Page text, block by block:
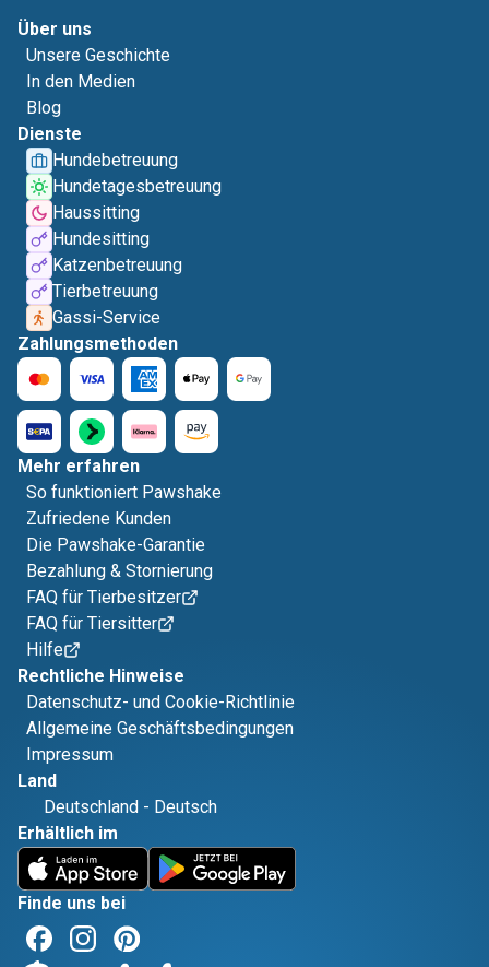
Über uns
Unsere Geschichte
In den Medien
Blog
Dienste
Hundebetreuung
Hundetagesbetreuung
Haussitting
Hundesitting
Katzenbetreuung
Tierbetreuung
Gassi-Service
Zahlungsmethoden
Mehr erfahren
So funktioniert Pawshake
Zufriedene Kunden
Die Pawshake-Garantie
Bezahlung & Stornierung
FAQ für Tierbesitzer
FAQ für Tiersitter
Hilfe
Rechtliche Hinweise
Datenschutz- und Cookie-Richtlinie
Allgemeine Geschäftsbedingungen
Impressum
Land
Deutschland - Deutsch
Erhältlich im
Finde uns bei